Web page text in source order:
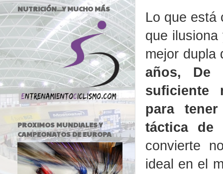
Lo que está
que
mejor dupla
años, De
suficiente
para
táctica
convierte
ideal en el
NUTRICIÓN...Y MUCHO MÁS
PROXIMOS MUNDIALES Y
CAMPEONATOS DE EUROPA